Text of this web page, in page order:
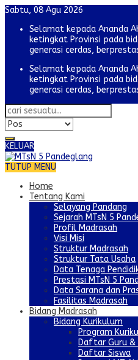
Sabtu, 08 Agu 2026
Selamat kepada Ananda
ketingkat Provinsi pada
generasi cerdas,
Selamat kepada Ananda
ketingkat Provinsi pada
generasi cerdas,
KELUAR
TUTUP MENU
Home
Tentang Kami
Selayang Pandang
Sejarah MTsN 5
Profil Madrasah
Visi Misi
Struktur Madrasah
Struktur Tata Usaha
Data Tenaga
Prestasi MTsN 5
Data Sarana dan
Fasilitas Madrasah
Bidang Madrasah
Bidang Kurikulum
Program
Daftar Guru &
Daftar Siswa